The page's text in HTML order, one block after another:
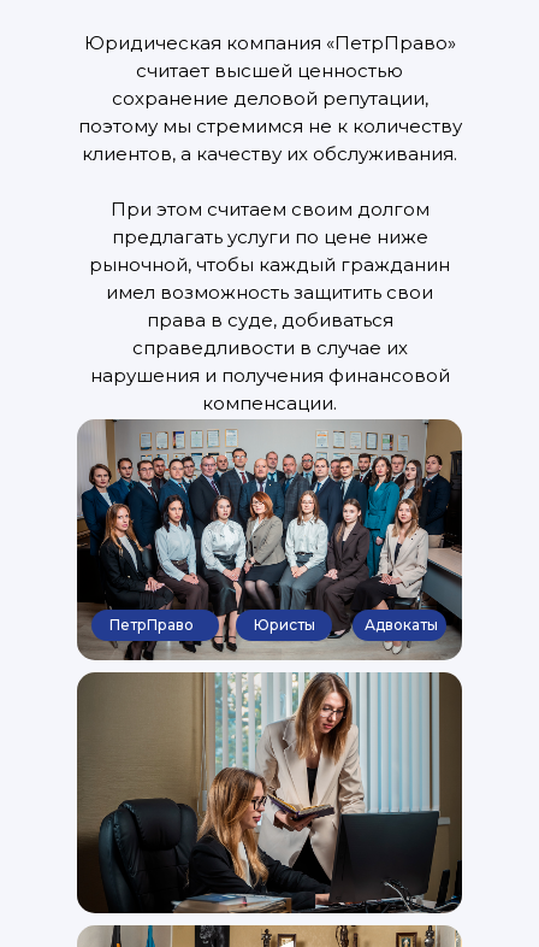
ПетрПраво Юристы Адвокаты
Юридическая компания «ПетрПраво»
считает высшей ценностью
сохранение деловой репутации,
поэтому мы стремимся не к количеству
клиентов, а качеству их обслуживания.
При этом считаем своим долгом
предлагать услуги по цене ниже
рыночной, чтобы каждый гражданин
имел возможность защитить свои
права в суде, добиваться
справедливости в случае их
нарушения и получения финансовой
компенсации.